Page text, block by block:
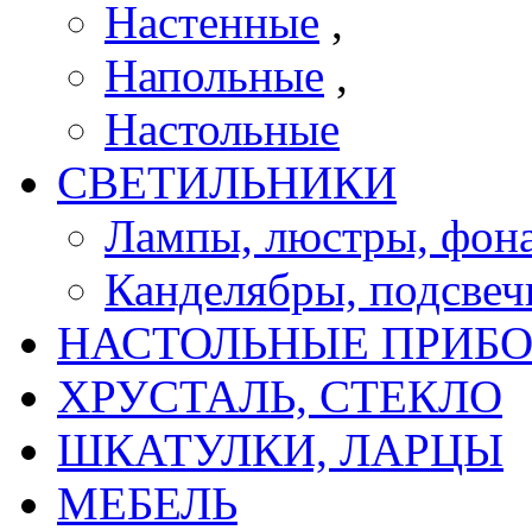
Настенные ,
Напольные ,
Настольные
СВЕТИЛЬНИКИ
Лампы, люстры,
Канделябры,
НАСТОЛЬНЫЕ
ХРУСТАЛЬ, СТЕКЛО
ШКАТУЛКИ, ЛАРЦЫ
МЕБЕЛЬ